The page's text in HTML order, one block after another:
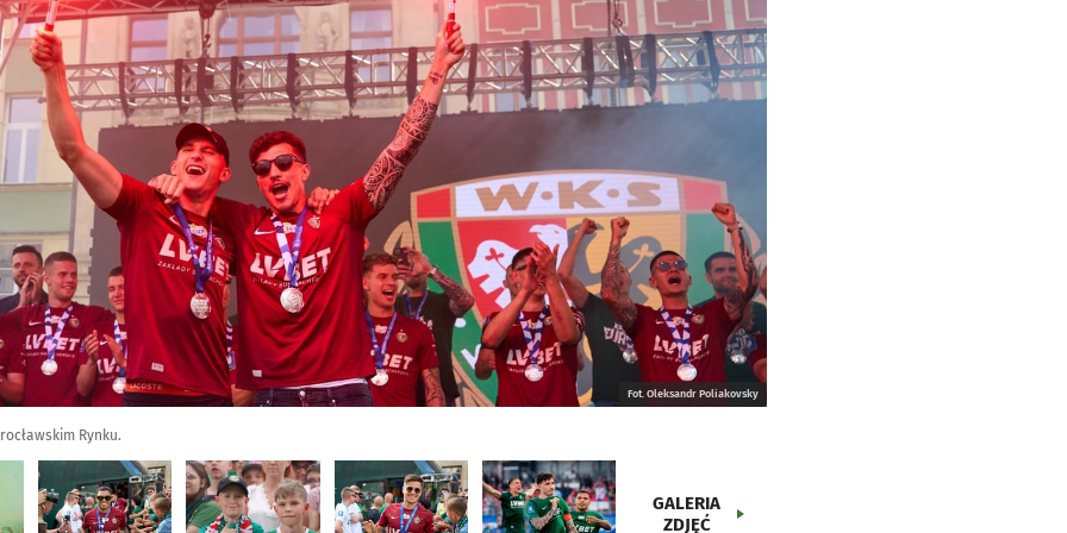
Fot. Oleksandr Poliakovsky
Rynku.
GALERIA
ZDJĘĆ